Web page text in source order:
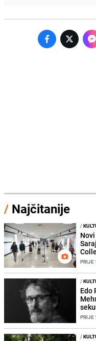
/ Najčitanije
/
PRIJE
/
Edo
PRIJE
/